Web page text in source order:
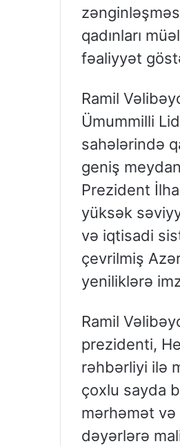
qadınları
fəaliyyət
Ramil
Ümummilli
sahələrində
geniş
Prezident
yüksək
və iqtisadi
çevrilmiş
yeniliklərə
Ramil
prezidenti,
rəhbərliyi ilə
çoxlu sayda
mərhəmət və
dəyərlərə